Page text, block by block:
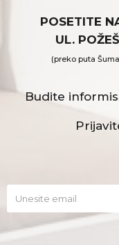
POSETITE
UL.
(preko puta
Budite